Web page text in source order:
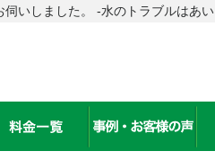
いしました。 -水のトラブルはあ